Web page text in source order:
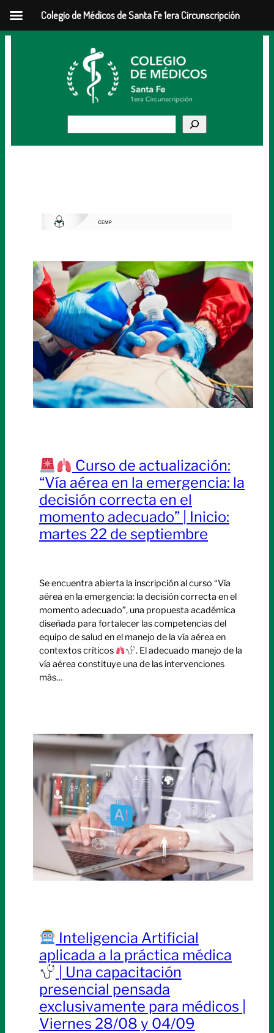
Curso de actualización:
“Vía aérea en la emergencia: la
decisión correcta en el
momento adecuado” | Inicio:
martes 22 de septiembre
Se encuentra abierta la inscripción al curso “Vía
aérea en la emergencia: la decisión correcta en el
momento adecuado”, una propuesta académica
diseñada para fortalecer las competencias del
equipo de salud en el manejo de la vía aérea en
contextos críticos
. El adecuado manejo de la
vía aérea constituye una de las intervenciones
más…
Inteligencia Artificial
aplicada a la práctica médica
| Una capacitación
presencial pensada
exclusivamente para médicos |
Viernes 28/08 y 04/09
Colegio de Médicos de Santa Fe 1era Circunscripción